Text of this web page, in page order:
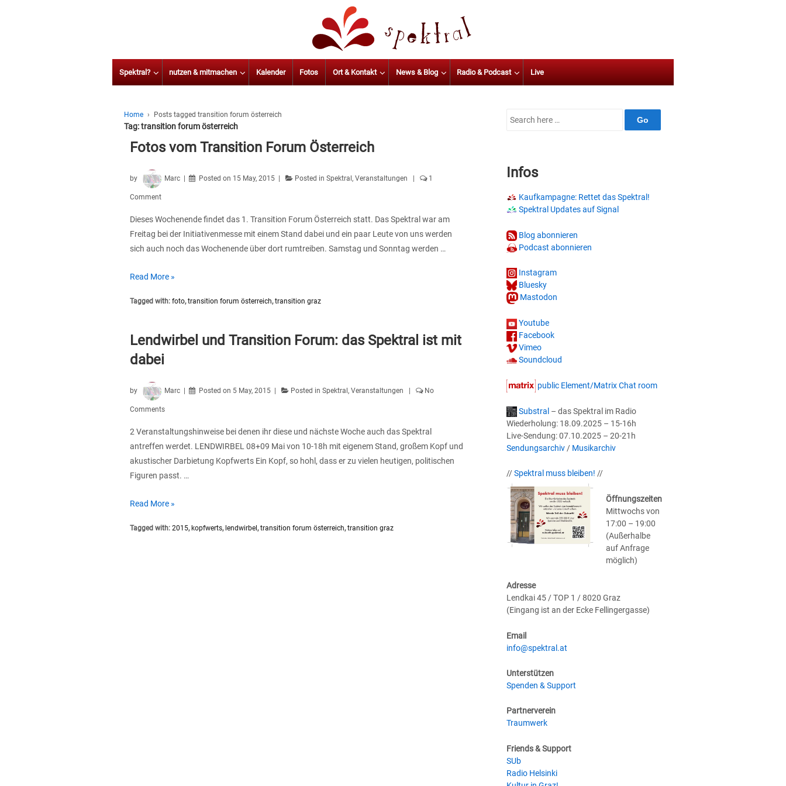
Spektral? nutzen & mitmachen Kalender Fotos Ort & Kontakt News & Blog Radio & Podcast Live
Home › Posts tagged transition forum österreich
Tag:transition forum österreich
Fotos vom Transition Forum Österreich
by Marc Posted on 15 May, 2015 Posted inSpektral,Veranstaltungen 1
Comment
Dieses Wochenende findet das 1. Transition Forum Österreich statt. Das Spektral war am
Freitag bei der Initiativenmesse mit einem Stand dabei und ein paar Leute von uns werden
sich auch noch das Wochenende über dort rumtreiben. Samstag und Sonntag werden …
Fotos
Transition
Österreich
Read More »
Tagged with: foto,transition forum österreich,transition graz
Lendwirbel und Transition Forum: das Spektral ist mit
dabei
by Marc Posted on 5 May, 2015 Posted inSpektral,Veranstaltungen No
Comments
2 Veranstaltungshinweise bei denen ihr diese und nächste Woche auch das Spektral
antreffen werdet. LENDWIRBEL 08+09 Mai von 10-18h mit eigenem Stand, großem Kopf und
akustischer Darbietung Kopfwerts Ein Kopf, so hohl, dass er zu vielen heutigen, politischen
Figuren passt. …
Lendwirbel
Transition
Read More »
Tagged with: 2015, kopfwerts, lendwirbel ,transition forum österreich,transition graz
Search
Infos
Kaufkampagne: Rettet das Spektral!
Spektral Updates auf Signal
Blog abonnieren
Podcast abonnieren
Instagram
Bluesky
Mastodon
Youtube
Facebook
Vimeo
Soundcloud
public Element/Matrix Chat room
Substral – das Spektral im Radio
Wiederholung: 18.09.2025 – 15-16h
Live-Sendung: 07.10.2025 – 20-21h
Sendungsarchiv/ Musikarchiv
//Spektral muss bleiben! //
Öffnungszeiten
Mittwochs von
17:00 – 19:00
(Außerhalbe
auf Anfrage
möglich)
Adresse
Lendkai 45 / TOP 1 / 8020 Graz
(Eingang ist an der Ecke Fellingergasse)
Email
info@spektral.at
Unterstützen
Spenden & Support
Partnerverein
Traumwerk
Friends & Support
SUb
Radio Helsinki